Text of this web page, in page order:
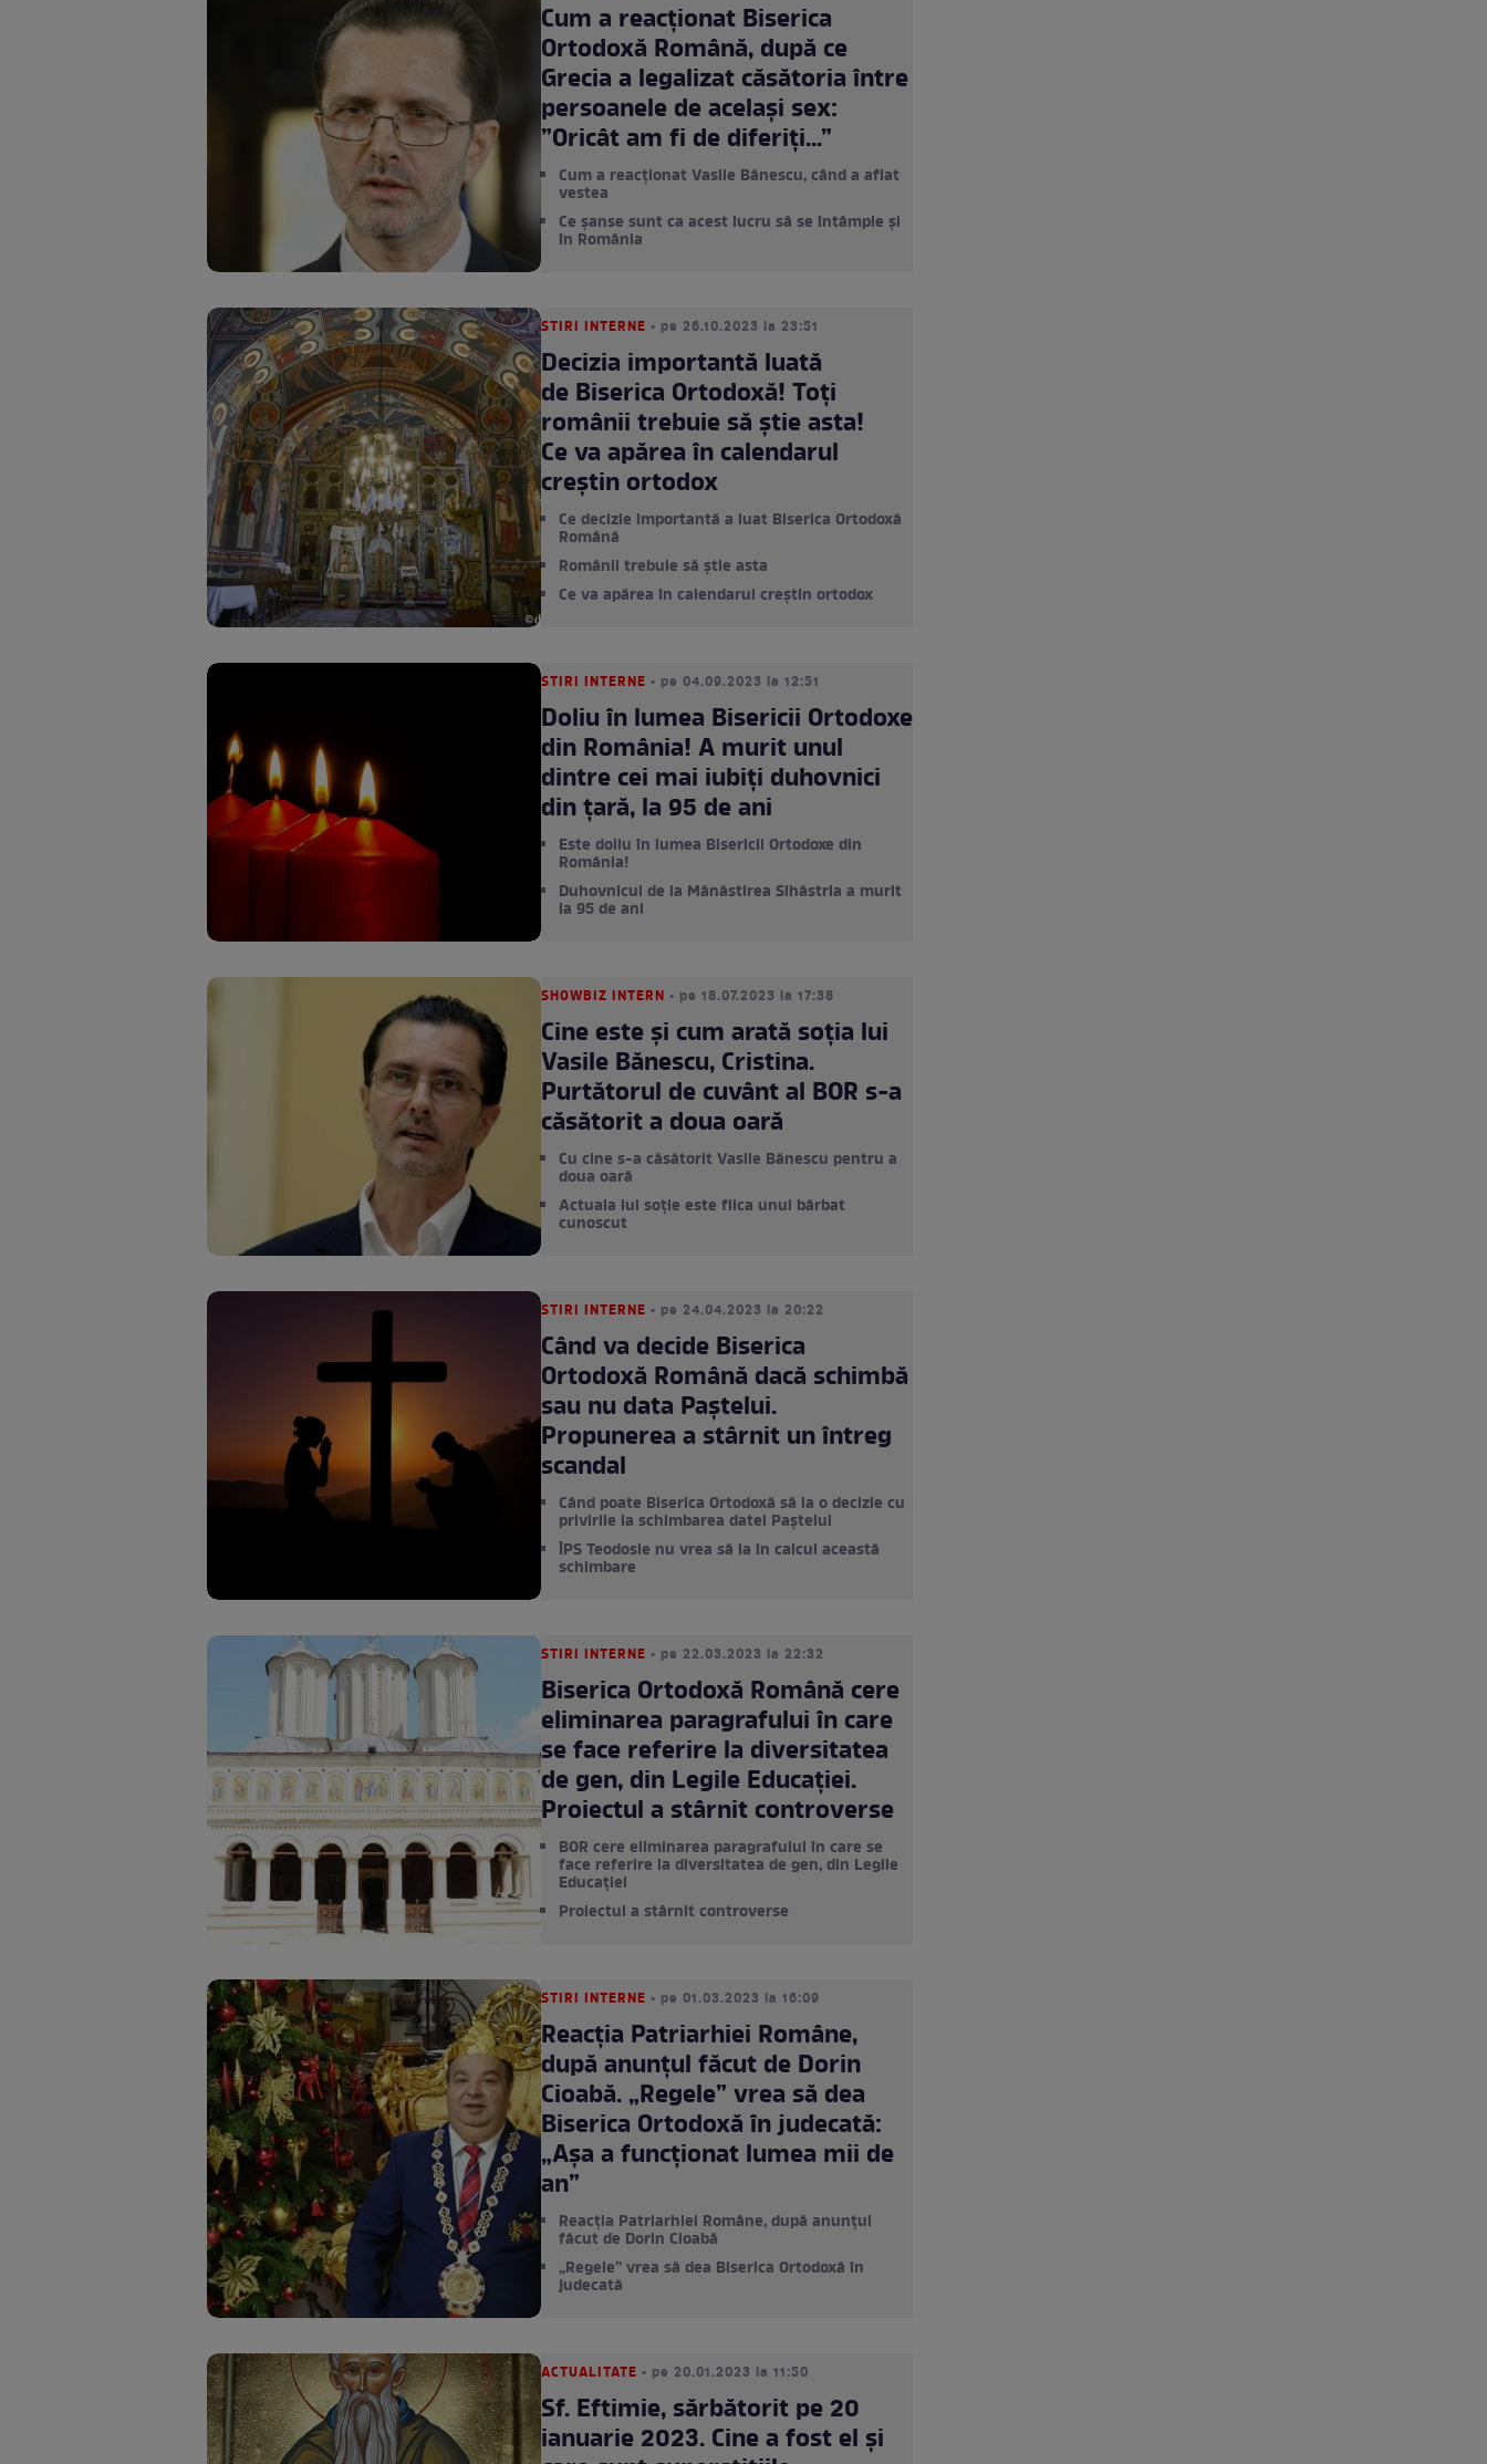
Cum a reacționat Biserica
Ortodoxă Română, după ce
Grecia a legalizat căsătoria între
persoanele de același sex:
”Oricât am fi de diferiţi...”
Cum a reacționat Vasile Bănescu, când a aflat
vestea
Ce șanse sunt ca acest lucru să se întâmple și
în România
STIRI INTERNE • pe 26.10.2023 la 23:51
Decizia importantă luată
de Biserica Ortodoxă! Toți
românii trebuie să știe asta!
Ce va apărea în calendarul
creștin ortodox
Ce decizie importantă a luat Biserica Ortodoxă
Română
Românii trebuie să știe asta
Ce va apărea în calendarul creștin ortodox
STIRI INTERNE • pe 04.09.2023 la 12:51
Doliu în lumea Bisericii Ortodoxe
din România! A murit unul
dintre cei mai iubiți duhovnici
din țară, la 95 de ani
Este doliu în lumea Bisericii Ortodoxe din
România!
Duhovnicul de la Mănăstirea Sihăstria a murit
la 95 de ani
SHOWBIZ INTERN • pe 18.07.2023 la 17:38
Cine este și cum arată soția lui
Vasile Bănescu, Cristina.
Purtătorul de cuvânt al BOR s-a
căsătorit a doua oară
Cu cine s-a căsătorit Vasile Bănescu pentru a
doua oară
Actuala lui soție este fiica unui bărbat
cunoscut
STIRI INTERNE • pe 24.04.2023 la 20:22
Când va decide Biserica
Ortodoxă Română dacă schimbă
sau nu data Paștelui.
Propunerea a stârnit un întreg
scandal
Când poate Biserica Ortodoxă să ia o decizie cu
privirile la schimbarea datei Paștelui
ÎPS Teodosie nu vrea să ia în calcul această
schimbare
STIRI INTERNE • pe 22.03.2023 la 22:32
Biserica Ortodoxă Română cere
eliminarea paragrafului în care
se face referire la diversitatea
de gen, din Legile Educaţiei.
Proiectul a stârnit controverse
BOR cere eliminarea paragrafului în care se
face referire la diversitatea de gen, din Legile
Educaţiei
Proiectul a stârnit controverse
STIRI INTERNE • pe 01.03.2023 la 16:09
Reacția Patriarhiei Române,
după anunțul făcut de Dorin
Cioabă. „Regele” vrea să dea
Biserica Ortodoxă în judecată:
„Așa a funcționat lumea mii de
an”
Reacția Patriarhiei Române, după anunțul
făcut de Dorin Cioabă
„Regele” vrea să dea Biserica Ortodoxă în
judecată
ACTUALITATE • pe 20.01.2023 la 11:50
Sf. Eftimie, sărbătorit pe 20
ianuarie 2023. Cine a fost el și